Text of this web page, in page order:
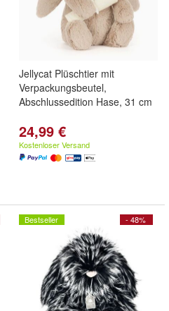
Jellycat Plüschtier mit
Verpackungsbeutel,
Abschlussedition Hase, 31 cm
24,99 €
Kostenloser Versand
- 48%
Bestseller